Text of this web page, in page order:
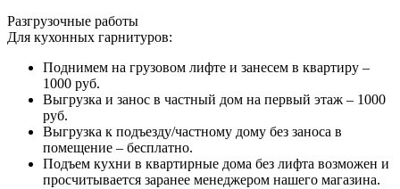
Разгрузочные работы
Для кухонных гарнитуров:
Поднимем на грузовом лифте и занесем в квартиру –
1000 руб.
Выгрузка и занос в частный дом на первый этаж – 1000
руб.
Выгрузка к подъезду/частному дому без заноса в
помещение – бесплатно.
Подъем кухни в квартирные дома без лифта возможен и
просчитывается заранее менеджером нашего магазина.